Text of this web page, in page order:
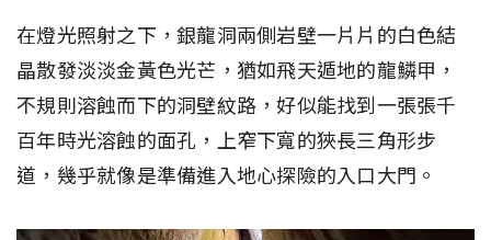
在燈光照射之下，銀龍洞兩側岩壁一片片的白色結
晶散發淡淡金黃色光芒，猶如飛天遁地的龍鱗甲，
不規則溶蝕而下的洞壁紋路，好似能找到一張張千
百年時光溶蝕的面孔，上窄下寬的狹長三角形步
道，幾乎就像是準備進入地心探險的入口大門。